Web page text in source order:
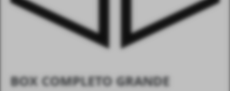
BOX COMPLETO GRANDE